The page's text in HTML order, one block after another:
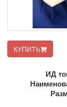
КУПИТЬ
ИД